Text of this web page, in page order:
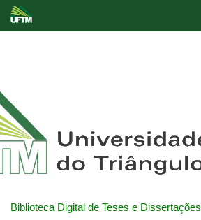
Biblioteca Digital de Teses e Dissertações